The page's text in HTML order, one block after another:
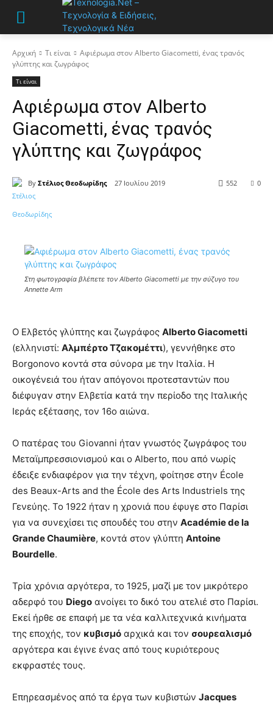
Αρχική Τι είναι
Αφιέρωμα στον Alberto Giacometti, ένας τρανός
γλύπτης και ζωγράφος
Τι είναι
Αφιέρωμα στον Alberto
Giacometti, ένας τρανός
γλύπτης και ζωγράφος
By Στέλιος Θεοδωρίδης 27 Ιουλίου 2019 0
552
Στη φωτογραφία βλέπετε τον Alberto Giacometti με την σύζυγο του
Annette Arm
Ο Ελβετός γλύπτης και ζωγράφος Alberto Giacometti
(ελληνιστί: Αλμπέρτο Τζακομέττι), γεννήθηκε στο
Borgonovo κοντά στα σύνορα με την Ιταλία. Η
οικογένειά του ήταν απόγονοι προτεσταντών που
διέφυγαν στην Ελβετία κατά την περίοδο της Ιταλικής
Ιεράς εξέτασης, τον 16ο αιώνα.
Ο πατέρας του Giovanni ήταν γνωστός ζωγράφος του
Μεταϊμπρεσσιονισμού και ο Alberto, που από νωρίς
έδειξε ενδιαφέρον για την τέχνη, φοίτησε στην École
des Beaux-Arts and the École des Arts Industriels της
Γενεύης. Το 1922 ήταν η χρονιά που έφυγε στο Παρίσι
για να συνεχίσει τις σπουδές του στην Académie de la
Grande Chaumière, κοντά στον γλύπτη Antoine
Bourdelle.
Τρία χρόνια αργότερα, το 1925, μαζί με τον μικρότερο
αδερφό του Diego ανοίγει το δικό του ατελιέ στο Παρίσι.
Εκεί ήρθε σε επαφή με τα νέα καλλιτεχνικά κινήματα
της εποχής, τον κυβισμό αρχικά και τον σουρεαλισμό
αργότερα και έγινε ένας από τους κυριότερους
εκφραστές τους.
Επηρεασμένος από τα έργα των κυβιστών Jacques